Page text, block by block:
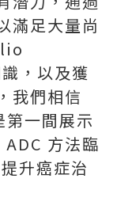
滿足大量尚
，以及獲
我們相信
一間展示
方法臨
升癌症治